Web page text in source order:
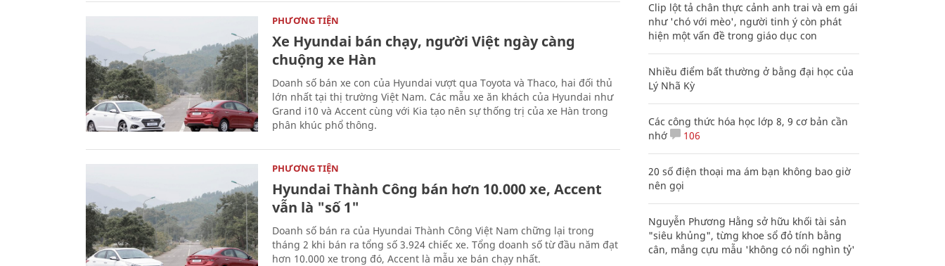
PHƯƠNG TIỆN
Xe Hyundai bán chạy, người Việt ngày càng
chuộng xe Hàn
Doanh số bán xe con của Hyundai vượt qua Toyota và Thaco, hai đối thủ
lớn nhất tại thị trường Việt Nam. Các mẫu xe ăn khách của Hyundai như
Grand i10 và Accent cùng với Kia tạo nên sự thống trị của xe Hàn trong
phân khúc phổ thông.
PHƯƠNG TIỆN
Hyundai Thành Công bán hơn 10.000 xe, Accent
vẫn là "số 1"
Doanh số bán ra của Hyundai Thành Công Việt Nam chững lại trong
tháng 2 khi bán ra tổng số 3.924 chiếc xe. Tổng doanh số từ đầu năm đạt
hơn 10.000 xe trong đó, Accent là mẫu xe bán chạy nhất.
Clip lột tả chân thực cảnh anh trai và em gái
như 'chó với mèo', người tinh ý còn phát
hiện một vấn đề trong giáo dục con
Nhiều điểm bất thường ở bằng đại học của
Lý Nhã Kỳ
Các công thức hóa học lớp 8, 9 cơ bản cần
nhớ
106
20 số điện thoại ma ám bạn không bao giờ
nên gọi
Nguyễn Phương Hằng sở hữu khối tài sản
"siêu khủng", từng khoe sổ đỏ tính bằng
cân, mắng cựu mẫu 'không có nổi nghìn tỷ'